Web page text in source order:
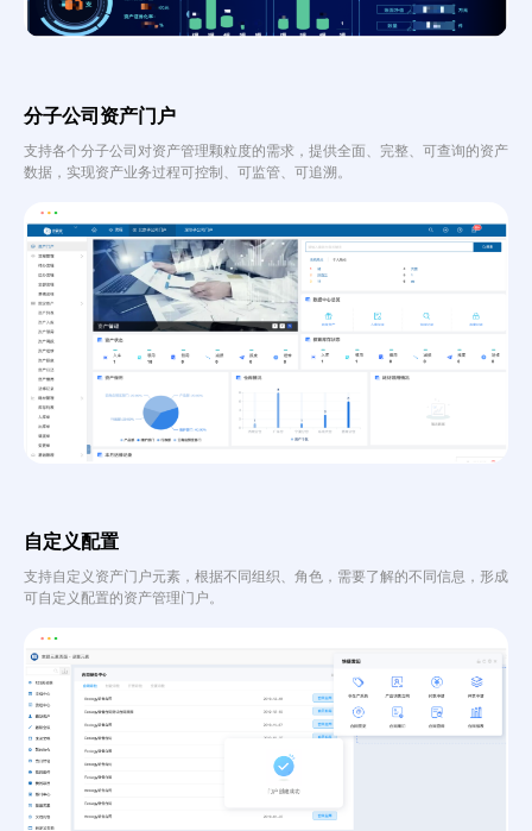
分子公司资产门户
支持各个分子公司对资产管理颗粒度的需求，提供全面、完整、可查询的资产
数据，实现资产业务过程可控制、可监管、可追溯。
自定义配置
支持自定义资产门户元素，根据不同组织、角色，需要了解的不同信息，形成
可自定义配置的资产管理门户。